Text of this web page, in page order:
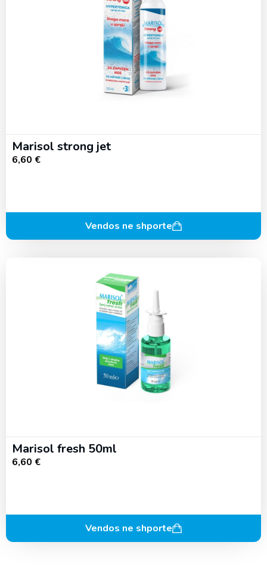
Marisol strong jet
6,60 €
Vendos ne shporte
Marisol fresh 50ml
6,60 €
Vendos ne shporte